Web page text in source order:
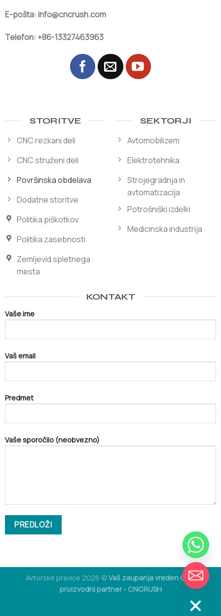
E-pošta: info@cncrush.com
Telefon: +86-13327463963
STORITVE
CNC rezkani deli
CNC struženi deli
Površinska obdelava
Dodatne storitve
Politika piškotkov
Politika zasebnosti
Zemljevid spletnega
mesta
SEKTORJI
Avtomobilizem
Elektrotehnika
Strojegradnja in
avtomatizacija
Potrošniški izdelki
Medicinska industrija
KONTAKT
Vaše ime
Vaš email
Predmet
Vaše sporočilo (neobvezno)
Avtorske pravice 2026 ©Vaš zaupanja vreden CNC
proizvodni partner - CNCRUSH
SKRIJ
CHATY